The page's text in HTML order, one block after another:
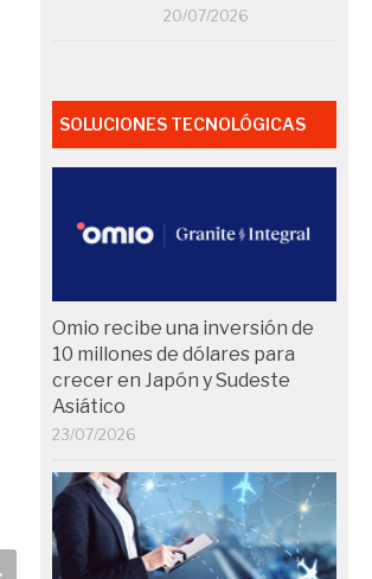
20/07/2026
SOLUCIONES TECNOLÓGICAS
Omio recibe una inversión de
10 millones de dólares para
crecer en Japón y Sudeste
Asiático
23/07/2026